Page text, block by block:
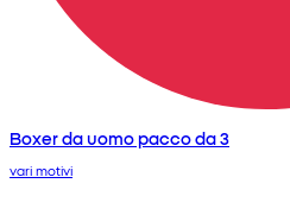
Boxer da uomo pacco da 3
vari motivi